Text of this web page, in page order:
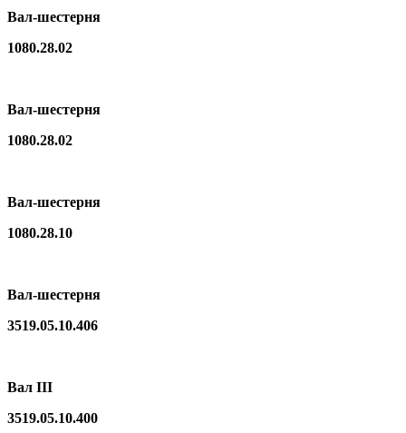
Вал-шестерня
1080.28.02
Вал-шестерня
1080.28.02
Вал-шестерня
1080.28.10
Вал-шестерня
3519.05.10.406
Вал III
3519.05.10.400